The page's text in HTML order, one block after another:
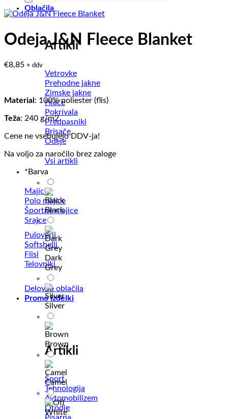
Oblačila
Artikli
Vetrovke
Prehodne jakne
Zimske jakne
Hlače
Pokrivala
Predpasniki
Brisače
Odeje
Vsi artikli
Majice
Polo majice
Športne majice
Srajce
Puloverji
Softshelli
Flisi
Telovniki
Delovna oblačila
Promo izdelki
Artikli
Šport
Tehnologija
Avtomobilizem
Orodje
Odeja J&N Fleece Blanket
€8,85 + ddv
Material : 100% poliester (flis)
Teža: 240 g/m2
Cene ne vsebujejo DDV-ja!
Na voljo za naročilo brez zaloge
* Barva
Black
Dark
Grey
Silver
Brown
Camel